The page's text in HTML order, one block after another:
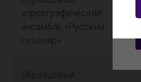
хореографический
ансамбль «Русский
сувенир»
Образцовый